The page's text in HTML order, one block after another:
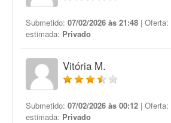
Submetido: 07/02/2026 às 21:48 | Oferta:
estimada: Privado
Vitória M.
Submetido: 07/02/2026 às 00:12 | Oferta:
estimada: Privado